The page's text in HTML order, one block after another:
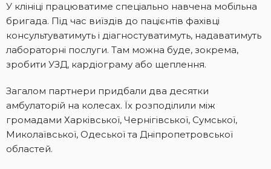
У клініці працюватиме спеціально навчена мобільна
бригада. Під час виїздів до пацієнтів фахівці
консультуватимуть і діагностуватимуть, надаватимуть
лабораторні послуги. Там можна буде, зокрема,
зробити УЗД, кардіограму або щеплення.
Загалом партнери придбали два десятки
амбулаторій на колесах. Їх розподілили між
громадами Харківської, Чернігівської, Сумської,
Миколаївської, Одеської та Дніпропетровської
областей.